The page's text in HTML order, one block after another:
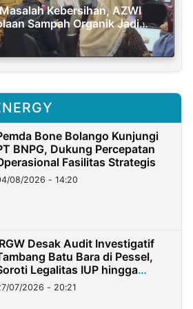
Kebersihan, AZWI
Sampah Organik Jadi
Bone Bolango Kunjungi
BNPG, Dukung Percepatan
Fasilitas Strategis
08/2026 - 14:20
Desak Audit Investigatif
Batu Bara di Pessel,
Legalitas IUP hingga
07/2026 - 20:21